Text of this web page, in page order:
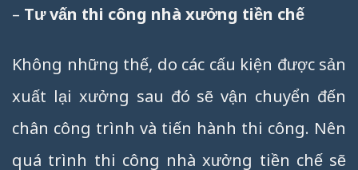
– Tư vấn thi công nhà xưởng tiền chế
Không những thế, do các cấu kiện được sản
xuất lại xưởng sau đó sẽ vận chuyển đến
chân công trình và tiến hành thi công. Nên
quá trình thi công nhà xưởng tiền chế sẽ